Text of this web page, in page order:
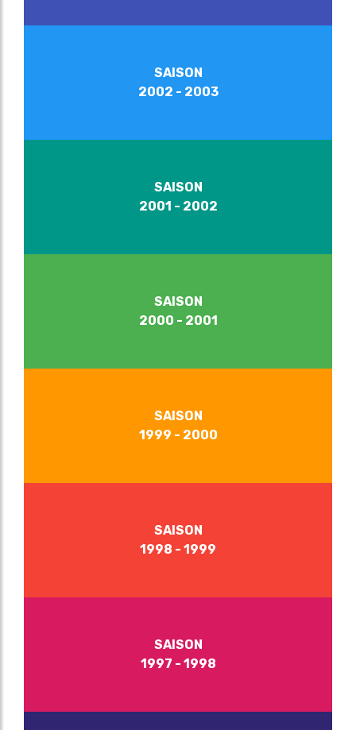
SAISON
2002 - 2003
SAISON
2001 - 2002
SAISON
2000 - 2001
SAISON
1999 - 2000
SAISON
1998 - 1999
SAISON
1997 - 1998